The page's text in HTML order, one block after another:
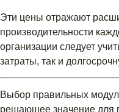
Эти цены отражают
производительности
организации следует
затраты, так и
Выбор правильных
решающее значение для